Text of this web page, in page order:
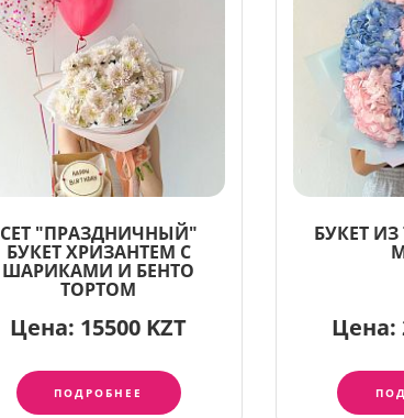
СЕТ "ПРАЗДНИЧНЫЙ"
БУКЕТ ХРИЗАНТЕМ С
ШАРИКАМИ И БЕНТО
ТОРТОМ
Цена: 15500 KZT
ПОДРОБНЕЕ
БУКЕТ
Цена: